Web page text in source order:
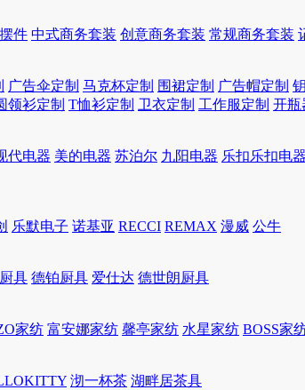
件 中式商务套装 创意商务套装 常规商务套装
广告伞定制 马克杯定制 围裙定制 广告帽定制
领衫定制 T恤衫定制 卫衣定制 工作服定制 开瓶
代电器 美的电器 苏泊尔 九阳电器 乐扣乐扣电器
乐默电子 诺基亚 RECCI REMAX 漫威 公牛
具 德铂厨具 爱仕达 德世朗厨具
家纺 富安娜家纺 馨亭家纺 水星家纺 BOSS家
沏一杯茶 湖畔居茶具